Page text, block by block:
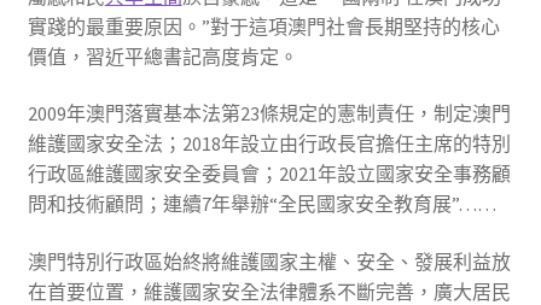
實踐的最重要原因。”對于這項澳門社會長期堅持的核心
價值，習近平總書記高度肯定。
2009年澳門落實基本法第23條規定的憲制責任，制定澳門
維護國家安全法；2018年設立由行政長官擔任主席的特別
行政區維護國家安全委員會；2021年設立國家安全事務顧
問和技術顧問；連續7年舉辦“全民國家安全教育展”……
澳門特別行政區始終將維護國家主權、安全、發展利益放
在首要位置，維護國家安全法律體系不斷完善，廣大居民